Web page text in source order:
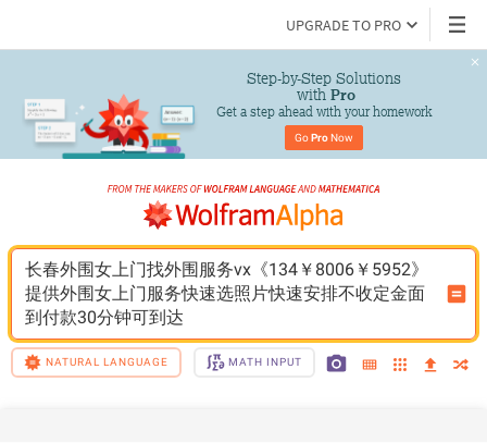
UPGRADE TO PRO
Step-by-Step Solutions
with Pro
Get a step ahead with your homework
Go Pro Now
长春外围女上门找外围服务vx《134￥8006￥5952》
提供外围女上门服务快速选照片快速安排不收定金面
到付款30分钟可到达
NATURAL LANGUAGE MATH INPUT